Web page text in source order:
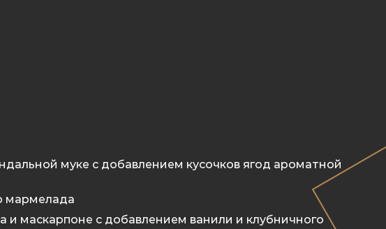
муке с добавлением кусочков ягод ароматной
мармелада
и маскарпоне с добавлением ванили и клубничного